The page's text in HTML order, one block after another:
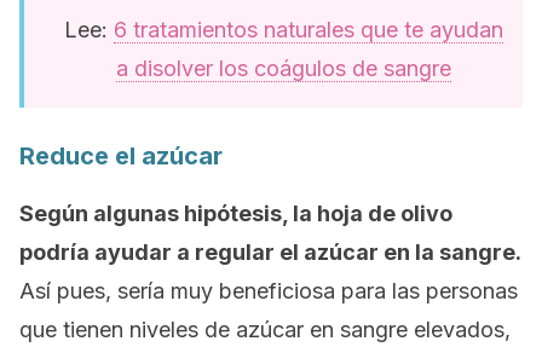
Lee: 6 tratamientos naturales que te ayudan
a disolver los coágulos de sangre
Reduce el azúcar
Según algunas hipótesis, la hoja de olivo
podría ayudar a regular el azúcar en la sangre.
Así pues, sería muy beneficiosa para las personas
que tienen niveles de azúcar en sangre elevados,